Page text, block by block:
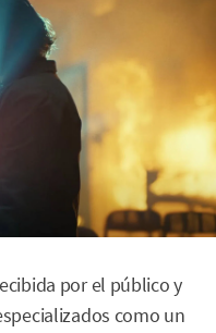
por el público y
como un